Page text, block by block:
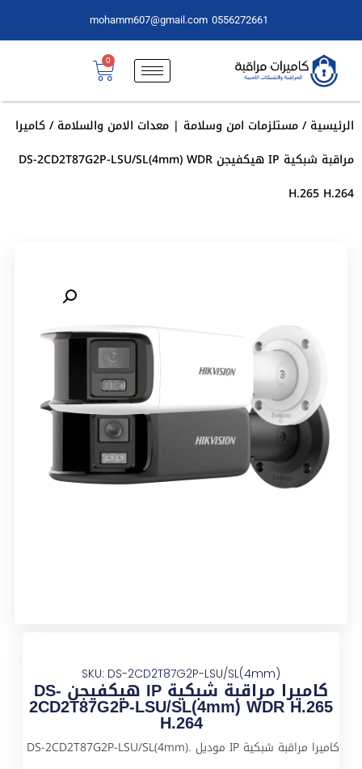
0556272661
mohamm607@gmail.com
0
الرئيسية/مستلزمات امن وسلامة | معدات الامن والسلامة/ كاميرا
مراقبة شبكية IP هيكفيجن DS-2CD2T87G2P-LSU/SL(4mm) WDR
H.265 H.264
SKU: DS-2CD2T87G2P-LSU/SL(4mm)
كاميرا مراقبة شبكية IP هيكفيجن DS-
2CD2T87G2P-LSU/SL(4mm) WDR H.265
H.264
كاميرا مراقبة شبكية IP موديل DS-2CD2T87G2P-LSU/SL(4mm).